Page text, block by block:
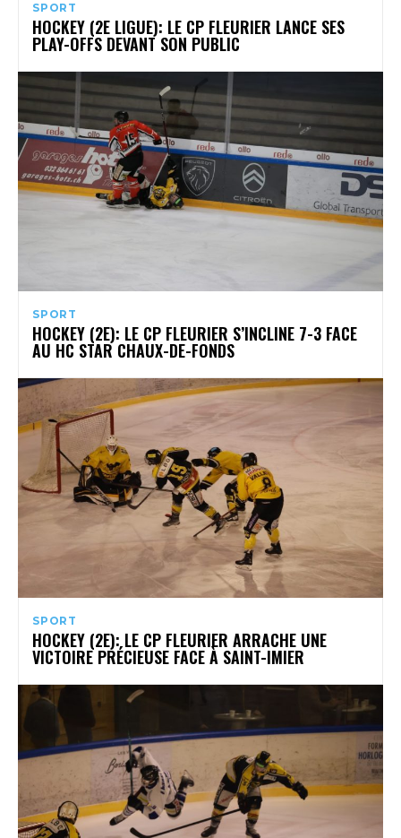
SPORT
HOCKEY (2E LIGUE): LE CP FLEURIER LANCE SES
PLAY-OFFS DEVANT SON PUBLIC
SPORT
HOCKEY (2E): LE CP FLEURIER S’INCLINE 7-3 FACE
AU HC STAR CHAUX-DE-FONDS
SPORT
HOCKEY (2E): LE CP FLEURIER ARRACHE UNE
VICTOIRE PRÉCIEUSE FACE À SAINT-IMIER